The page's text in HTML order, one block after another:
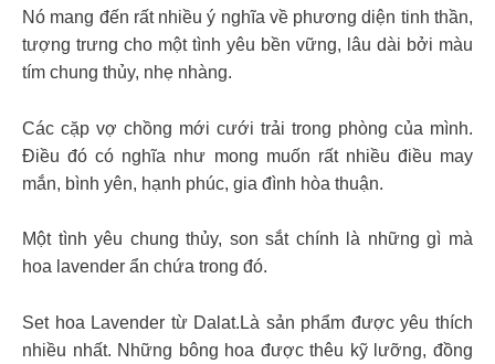
Nó mang đến rất nhiều ý nghĩa về phương diện tinh thần,
tượng trưng cho một tình yêu bền vững, lâu dài bởi màu
tím chung thủy, nhẹ nhàng.
Các cặp vợ chồng mới cưới trải trong phòng của mình.
Điều đó có nghĩa như mong muốn rất nhiều điều may
mắn, bình yên, hạnh phúc, gia đình hòa thuận.
Một tình yêu chung thủy, son sắt chính là những gì mà
hoa lavender ẩn chứa trong đó.
Set hoa Lavender từ Dalat.Là sản phẩm được yêu thích
nhiều nhất. Những bông hoa được thêu kỹ lưỡng, đồng